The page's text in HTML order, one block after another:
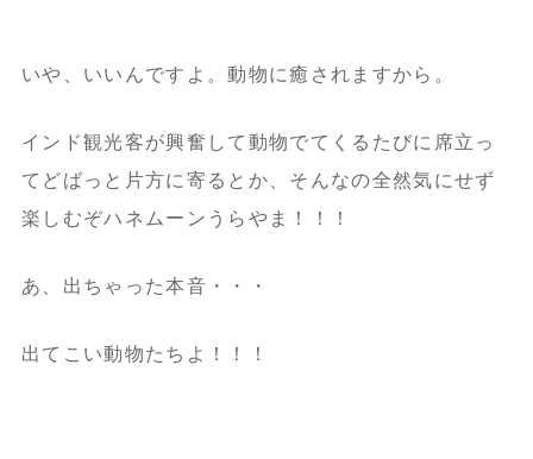
いや、いいんですよ。動物に癒されますから。
インド観光客が興奮して動物でてくるたびに席立っ
てどばっと片方に寄るとか、そんなの全然気にせず
楽しむぞハネムーンうらやま！！！
あ、出ちゃった本音・・・
出てこい動物たちよ！！！